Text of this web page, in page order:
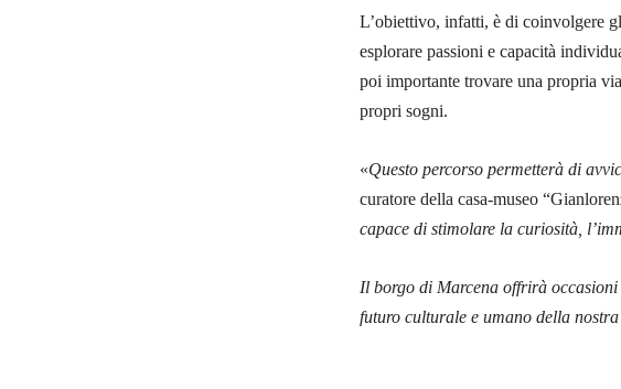
L’obiettivo, infatti, è di coinvolgere
esplorare passioni e capacità
poi importante trovare una propria
propri sogni.
«Questo percorso permetterà di
curatore della casa-museo
capace di stimolare la curiosità,
Il borgo di Marcena offrirà
futuro culturale e umano della